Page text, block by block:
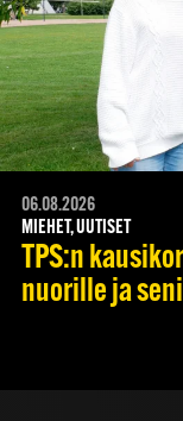
06.08.2026
MIEHET, UUTISET
TPS:n
nuorille ja